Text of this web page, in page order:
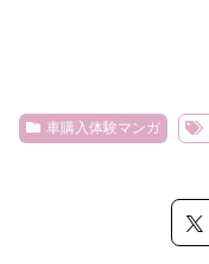
車購入体験マンガ